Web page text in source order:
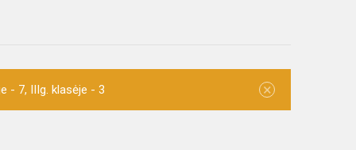
- 7, IIIg. klasėje - 3 ×